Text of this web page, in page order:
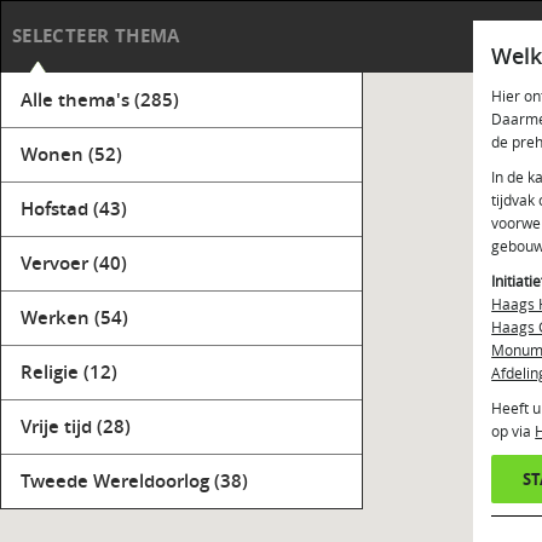
SELECTEER THEMA
Hier
de
In de
tijdvak
Haags
Haags
Heeft
op via
Alle thema's(285)
Wonen (52)
Hofstad (43)
Vervoer(40)
Werken (54)
Religie (12)
Vrije tijd (28)
Tweede Wereldoorlog(38)